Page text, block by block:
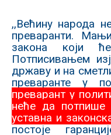
,,Већину народа
преваранти.
закона који
Потписивањем
државу и на
преваранте у
преварант у
неће да потпише
уставна и
постоје